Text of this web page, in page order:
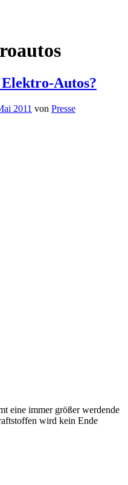
Autos?
2011 von Presse
eine immer größer werdende
wird kein Ende